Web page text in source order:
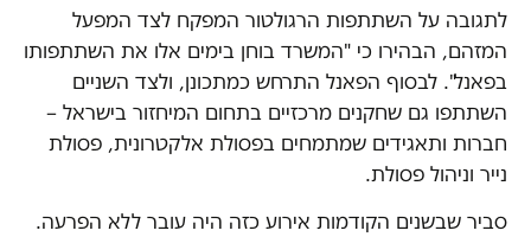
לתגובה על השתתפות הרגולטור המפקח לצד המפעל
המזהם, הבהירו כי "המשרד בוחן בימים אלו את השתתפותו
בפאנל". לבסוף הפאנל התרחש כמתכונן, ולצד השניים
השתתפו גם שחקנים מרכזיים בתחום המיחזור בישראל –
חברות ותאגידים שמתמחים בפסולת אלקטרונית, פסולת
נייר וניהול פסולת.
סביר שבשנים הקודמות אירוע כזה היה עובר ללא הפרעה.